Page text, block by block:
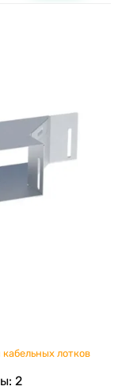
лотков
2